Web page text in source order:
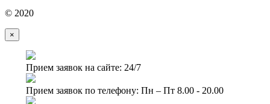
© 2020
×
Прием заявок на сайте: 24/7
Прием заявок по телефону: Пн – Пт 8.00 - 20.00